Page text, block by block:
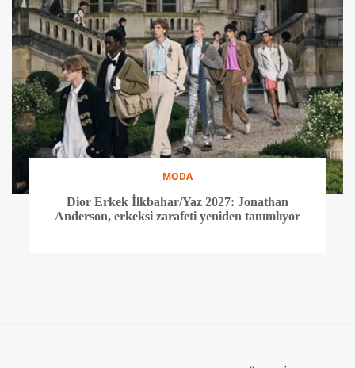
MODA
Dior Erkek İlkbahar/Yaz 2027: Jonathan
Anderson, erkeksi zarafeti yeniden tanımlıyor